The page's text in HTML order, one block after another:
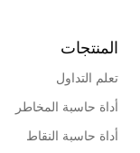
المنتجات
تعلم التداول
أداة حاسبة المخاطر
أداة حاسبة النقاط